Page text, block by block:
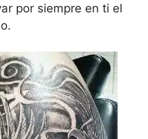
por siempre en ti el